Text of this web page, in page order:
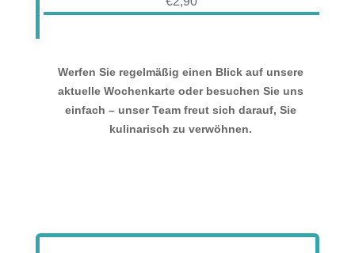
Werfen Sie regelmäßig einen Blick auf unsere
aktuelle Wochenkarte oder besuchen Sie uns
einfach – unser Team freut sich darauf, Sie
kulinarisch zu verwöhnen.